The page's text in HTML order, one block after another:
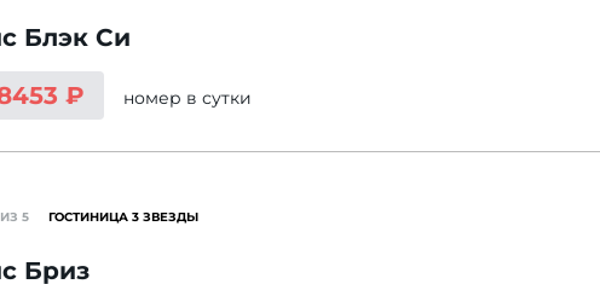
Блэк Си
₽
номер в сутки
ИЗ 5 ГОСТИНИЦА 3 ЗВЕЗДЫ
Бриз